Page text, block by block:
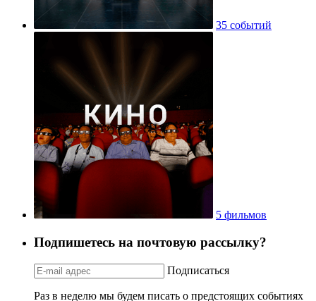
35 событий
5 фильмов
Подпишетесь на почтовую рассылку?
Подписаться
Раз в неделю мы будем писать о предстоящих событиях